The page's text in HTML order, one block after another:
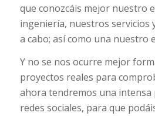
que conozcáis mejor nuestro
ingeniería, nuestros servicios
a cabo; así como una nuestro
Y no se nos ocurre mejor
proyectos reales para
ahora tendremos una intensa
redes sociales, para que